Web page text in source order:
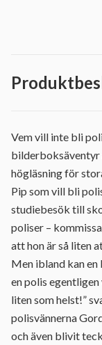
Vem vill inte bli
bilderboksäventyr
högläsning för
Pip som vill bli
studiebesök till
poliser –
att hon är så liten
Men ibland kan en
en polis
liten som helst!”
polisvännerna
och även blivit